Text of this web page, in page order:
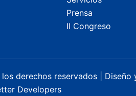
Prensa
II Congreso
derechos reservados | Diseño
Developers